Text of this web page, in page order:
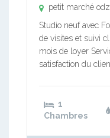
petit marché
Studio neuf avec
de visites et suivi
mois de loyer
satisfaction du
1
Chambres